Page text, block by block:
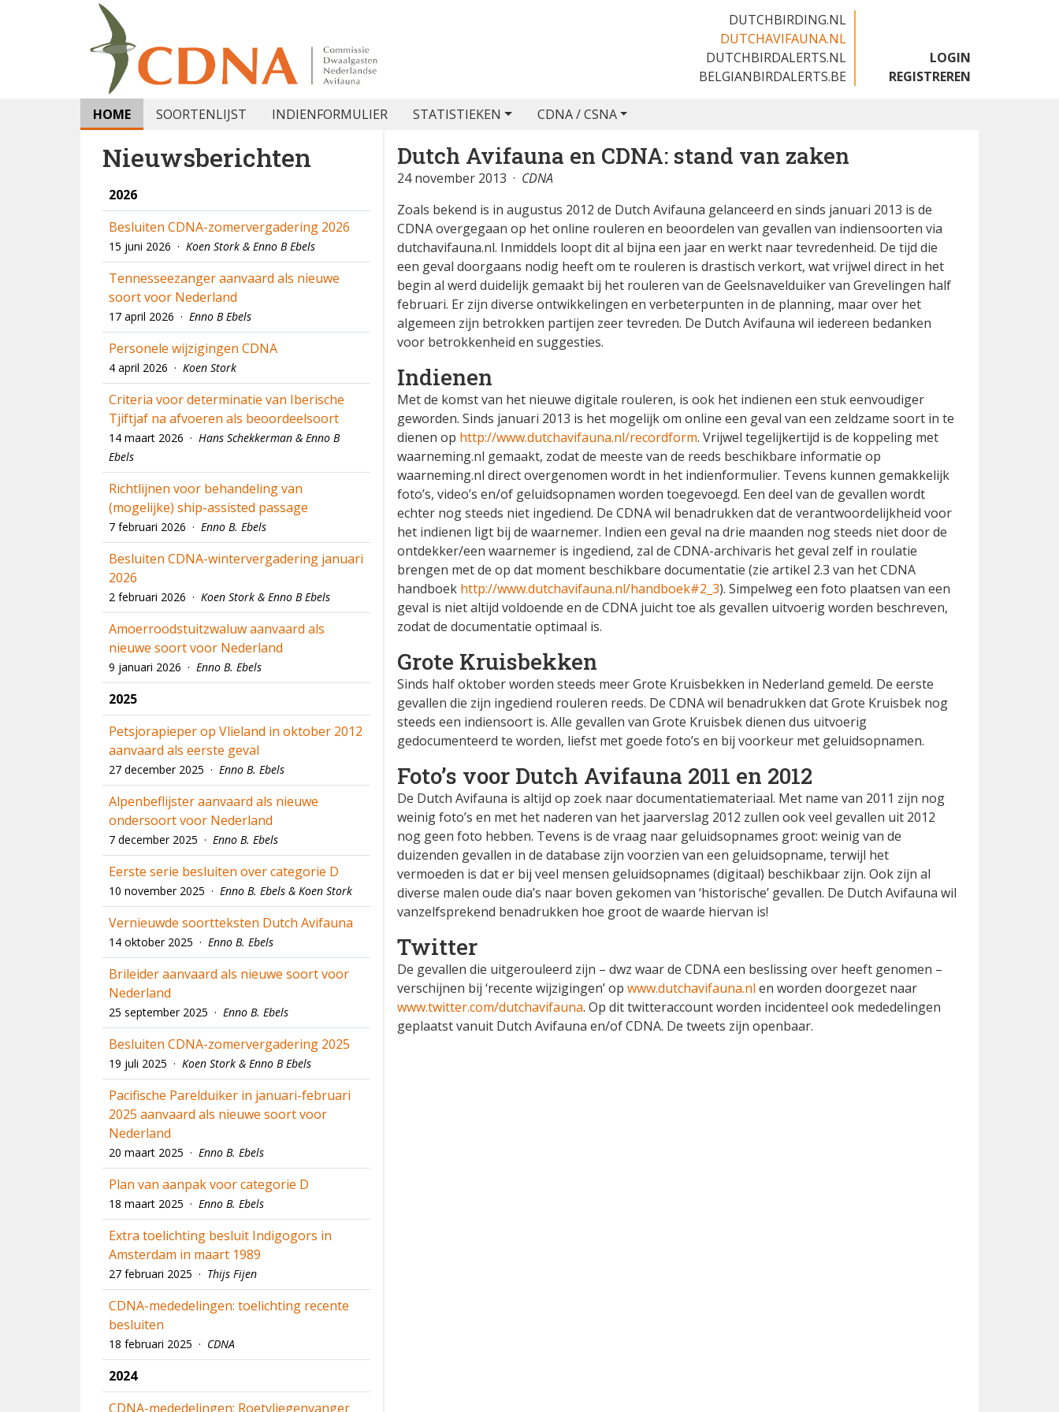
DUTCHBIRDING.NL
DUTCHAVIFAUNA.NL
DUTCHBIRDALERTS.NL
BELGIANBIRDALERTS.BE
LOGIN
REGISTREREN
HOME SOORTENLIJST INDIENFORMULIER STATISTIEKEN CDNA / CSNA
Nieuwsberichten
2026
Besluiten CDNA-zomervergadering 2026
15 juni 2026 · Koen Stork & Enno B Ebels
Tennesseezanger aanvaard als nieuwe
soort voor Nederland
17 april 2026 · Enno B Ebels
Personele wijzigingen CDNA
4 april 2026 · Koen Stork
Criteria voor determinatie van Iberische
Tjiftjaf na afvoeren als beoordeelsoort
14 maart 2026 · Hans Schekkerman & Enno B
Ebels
Richtlijnen voor behandeling van
(mogelijke) ship-assisted passage
7 februari 2026 · Enno B. Ebels
Besluiten CDNA-wintervergadering januari
2026
2 februari 2026 · Koen Stork & Enno B Ebels
Amoerroodstuitzwaluw aanvaard als
nieuwe soort voor Nederland
9 januari 2026 · Enno B. Ebels
2025
Petsjorapieper op Vlieland in oktober 2012
aanvaard als eerste geval
27 december 2025 · Enno B. Ebels
Alpenbeflijster aanvaard als nieuwe
ondersoort voor Nederland
7 december 2025 · Enno B. Ebels
Eerste serie besluiten over categorie D
10 november 2025 · Enno B. Ebels & Koen Stork
Vernieuwde soortteksten Dutch Avifauna
14 oktober 2025 · Enno B. Ebels
Brileider aanvaard als nieuwe soort voor
Nederland
25 september 2025 · Enno B. Ebels
Besluiten CDNA-zomervergadering 2025
19 juli 2025 · Koen Stork & Enno B Ebels
Pacifische Parelduiker in januari-februari
2025 aanvaard als nieuwe soort voor
Nederland
20 maart 2025 · Enno B. Ebels
Plan van aanpak voor categorie D
18 maart 2025 · Enno B. Ebels
Extra toelichting besluit Indigogors in
Amsterdam in maart 1989
27 februari 2025 · Thijs Fijen
CDNA-mededelingen: toelichting recente
besluiten
18 februari 2025 · CDNA
2024
CDNA-mededelingen: Roetvliegenvanger
Dutch Avifauna en CDNA: stand van zaken
24 november 2013 · CDNA
Zoals bekend is in augustus 2012 de Dutch Avifauna gelanceerd en sinds januari 2013 is de
CDNA overgegaan op het online rouleren en beoordelen van gevallen van indiensoorten via
dutchavifauna.nl. Inmiddels loopt dit al bijna een jaar en werkt naar tevredenheid. De tijd die
een geval doorgaans nodig heeft om te rouleren is drastisch verkort, wat vrijwel direct in het
begin al werd duidelijk gemaakt bij het rouleren van de Geelsnavelduiker van Grevelingen half
februari. Er zijn diverse ontwikkelingen en verbeterpunten in de planning, maar over het
algemeen zijn betrokken partijen zeer tevreden. De Dutch Avifauna wil iedereen bedanken
voor betrokkenheid en suggesties.
Indienen
Met de komst van het nieuwe digitale rouleren, is ook het indienen een stuk eenvoudiger
geworden. Sinds januari 2013 is het mogelijk om online een geval van een zeldzame soort in te
dienen op http://www.dutchavifauna.nl/recordform. Vrijwel tegelijkertijd is de koppeling met
waarneming.nl gemaakt, zodat de meeste van de reeds beschikbare informatie op
waarneming.nl direct overgenomen wordt in het indienformulier. Tevens kunnen gemakkelijk
foto’s, video’s en/of geluidsopnamen worden toegevoegd. Een deel van de gevallen wordt
echter nog steeds niet ingediend. De CDNA wil benadrukken dat de verantwoordelijkheid voor
het indienen ligt bij de waarnemer. Indien een geval na drie maanden nog steeds niet door de
ontdekker/een waarnemer is ingediend, zal de CDNA-archivaris het geval zelf in roulatie
brengen met de op dat moment beschikbare documentatie (zie artikel 2.3 van het CDNA
handboek http://www.dutchavifauna.nl/handboek#2_3). Simpelweg een foto plaatsen van een
geval is niet altijd voldoende en de CDNA juicht toe als gevallen uitvoerig worden beschreven,
zodat de documentatie optimaal is.
Grote Kruisbekken
Sinds half oktober worden steeds meer Grote Kruisbekken in Nederland gemeld. De eerste
gevallen die zijn ingediend rouleren reeds. De CDNA wil benadrukken dat Grote Kruisbek nog
steeds een indiensoort is. Alle gevallen van Grote Kruisbek dienen dus uitvoerig
gedocumenteerd te worden, liefst met goede foto’s en bij voorkeur met geluidsopnamen.
Foto’s voor Dutch Avifauna 2011 en 2012
De Dutch Avifauna is altijd op zoek naar documentatiemateriaal. Met name van 2011 zijn nog
weinig foto’s en met het naderen van het jaarverslag 2012 zullen ook veel gevallen uit 2012
nog geen foto hebben. Tevens is de vraag naar geluidsopnames groot: weinig van de
duizenden gevallen in de database zijn voorzien van een geluidsopname, terwijl het
vermoeden is dat er bij veel mensen geluidsopnames (digitaal) beschikbaar zijn. Ook zijn al
diverse malen oude dia’s naar boven gekomen van ‘historische’ gevallen. De Dutch Avifauna wil
vanzelfsprekend benadrukken hoe groot de waarde hiervan is!
Twitter
De gevallen die uitgerouleerd zijn – dwz waar de CDNA een beslissing over heeft genomen –
verschijnen bij ‘recente wijzigingen’ op www.dutchavifauna.nl en worden doorgezet naar
www.twitter.com/dutchavifauna. Op dit twitteraccount worden incidenteel ook mededelingen
geplaatst vanuit Dutch Avifauna en/of CDNA. De tweets zijn openbaar.